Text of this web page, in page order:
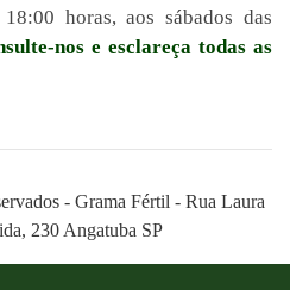
horas, aos sábados das
nos e esclareça todas as
- Grama Fértil - Rua Laura
230 Angatuba SP